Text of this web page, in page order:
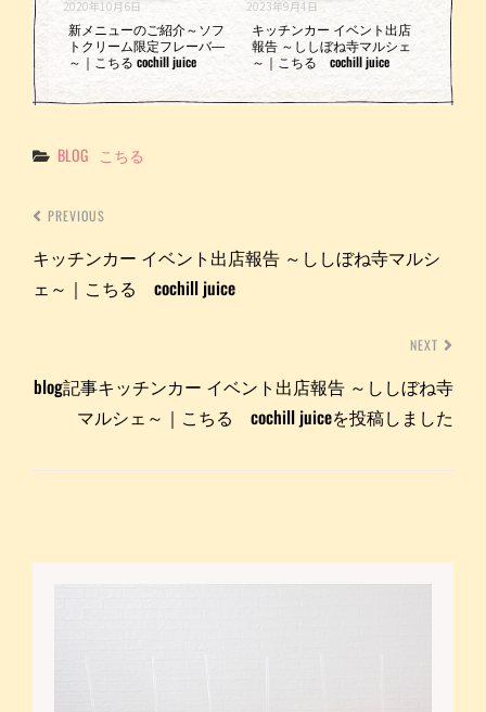
2020年10月6日
新メニューのご紹介～ソフ
トクリーム限定フレーバ―
～｜こちる cochill juice
2023年9月4日
キッチンカー イベント出店
報告 ～ししぼね寺マルシェ
～｜こちる cochill juice
Categories
BLOG こちる
PREVIOUS
キッチンカー イベント出店報告 ～ししぼね寺マルシ
ェ～｜こちる cochill juice
NEXT
blog記事キッチンカー イベント出店報告 ～ししぼね寺
マルシェ～｜こちる cochill juiceを投稿しました